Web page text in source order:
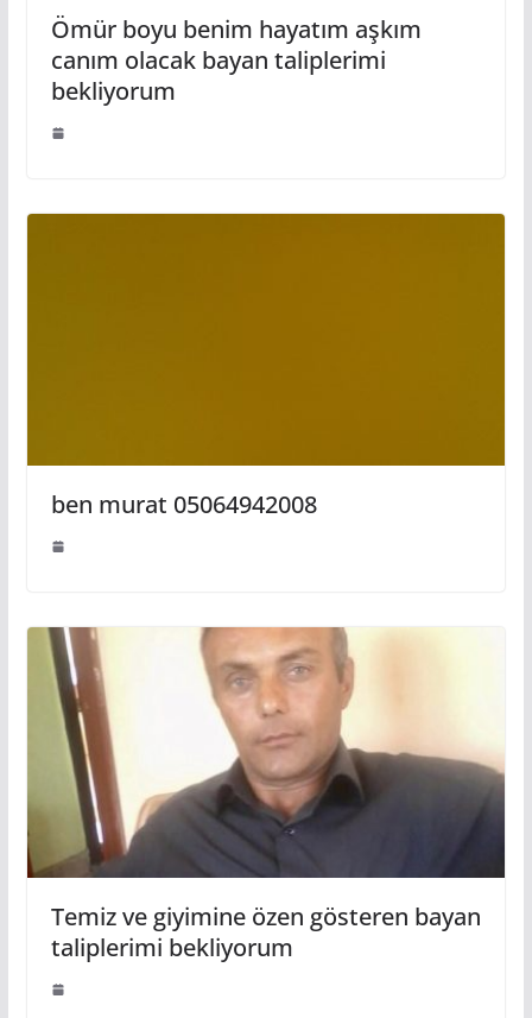
Ömür boyu benim hayatım aşkım
canım olacak bayan taliplerimi
bekliyorum
ben murat 05064942008
Temiz ve giyimine özen gösteren bayan
taliplerimi bekliyorum